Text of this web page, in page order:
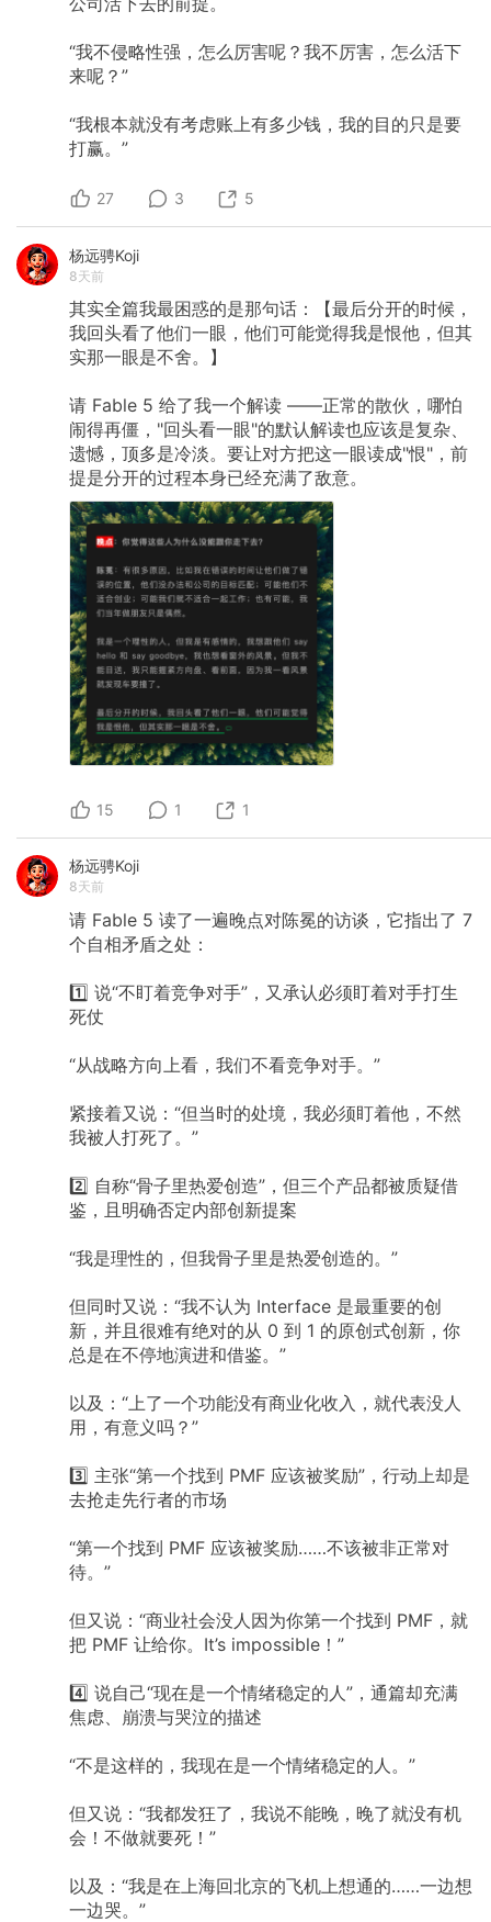
“我不侵略性强，怎么厉害呢？我不厉害，怎么活下
来呢？”
“我根本就没有考虑账上有多少钱，我的目的只是要
打赢。”
27 3 5
杨远骋Koji
8天前
其实全篇我最困惑的是那句话：【最后分开的时候，
我回头看了他们一眼，他们可能觉得我是恨他，但其
实那一眼是不舍。】
请 Fable 5 给了我一个解读 ——正常的散伙，哪怕
闹得再僵，"回头看一眼"的默认解读也应该是复杂、
遗憾，顶多是冷淡。要让对方把这一眼读成"恨"，前
提是分开的过程本身已经充满了敌意。
15 1 1
杨远骋Koji
8天前
请 Fable 5 读了一遍晚点对陈冕的访谈，它指出了 7
个自相矛盾之处：
1️⃣ 说“不盯着竞争对手”，又承认必须盯着对手打生
死仗
“从战略方向上看，我们不看竞争对手。”
紧接着又说：“但当时的处境，我必须盯着他，不然
我被人打死了。”
2️⃣ 自称“骨子里热爱创造”，但三个产品都被质疑借
鉴，且明确否定内部创新提案
“我是理性的，但我骨子里是热爱创造的。”
但同时又说：“我不认为 Interface 是最重要的创
新，并且很难有绝对的从 0 到 1 的原创式创新，你
总是在不停地演进和借鉴。”
以及：“上了一个功能没有商业化收入，就代表没人
用，有意义吗？”
3️⃣ 主张“第一个找到 PMF 应该被奖励”，行动上却是
去抢走先行者的市场
“第一个找到 PMF 应该被奖励……不该被非正常对
待。”
但又说：“商业社会没人因为你第一个找到 PMF，就
把 PMF 让给你。It’s impossible！”
4️⃣ 说自己“现在是一个情绪稳定的人”，通篇却充满
焦虑、崩溃与哭泣的描述
“不是这样的，我现在是一个情绪稳定的人。”
但又说：“我都发狂了，我说不能晚，晚了就没有机
会！不做就要死！”
以及：“我是在上海回北京的飞机上想通的……一边想
一边哭。”